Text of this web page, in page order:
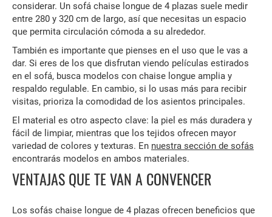
considerar. Un sofá chaise longue de 4 plazas suele medir
entre 280 y 320 cm de largo, así que necesitas un espacio
que permita circulación cómoda a su alrededor.
También es importante que pienses en el uso que le vas a
dar. Si eres de los que disfrutan viendo películas estirados
en el sofá, busca modelos con chaise longue amplia y
respaldo regulable. En cambio, si lo usas más para recibir
visitas, prioriza la comodidad de los asientos principales.
El material es otro aspecto clave: la piel es más duradera y
fácil de limpiar, mientras que los tejidos ofrecen mayor
variedad de colores y texturas. En nuestra sección de sofás
encontrarás modelos en ambos materiales.
VENTAJAS QUE TE VAN A CONVENCER
Los sofás chaise longue de 4 plazas ofrecen beneficios que